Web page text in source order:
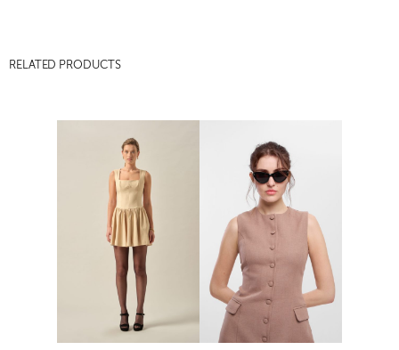
RELATED PRODUCTS